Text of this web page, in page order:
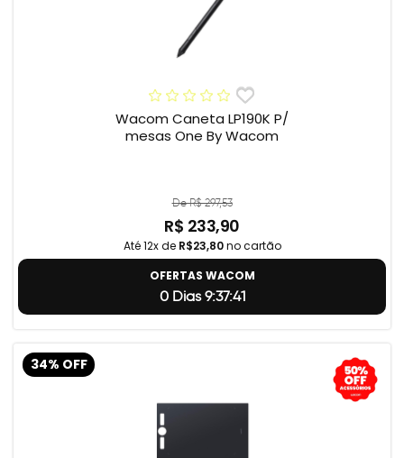
Wacom Caneta LP190K P/
mesas One By Wacom
De R$ 297,53
R$ 233,90
Até 12x de R$23,80no cartão
OFERTAS WACOM
0 Dias 9:37:40
34% OFF